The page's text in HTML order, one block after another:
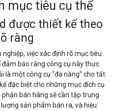
mục tiêu cụ thể
được thiết kế theo
ràng
việc xác định rõ mục tiêu
đảm bảo rằng công cụ này thực
là một công cụ “đa năng” cho tất
đặc biệt cho những mục đích cụ
bán hàng sẽ cần tập trung
sản phẩm bán ra, và hiệu